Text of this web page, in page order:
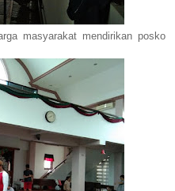
masyarakat mendirikan posko